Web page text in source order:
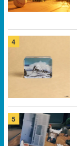
4
すべて見る